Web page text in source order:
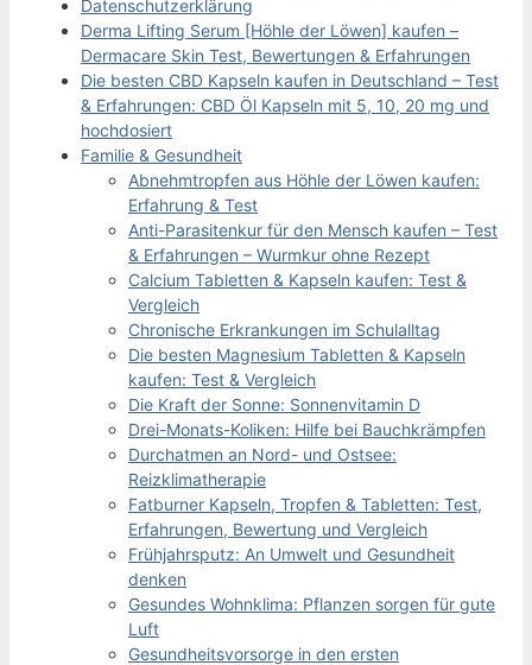
Datenschutzerklärung
Derma Lifting Serum [Höhle der Löwen] kaufen –
Dermacare Skin Test, Bewertungen & Erfahrungen
Die besten CBD Kapseln kaufen in Deutschland – Test
& Erfahrungen: CBD Öl Kapseln mit 5, 10, 20 mg und
hochdosiert
Familie & Gesundheit
Abnehmtropfen aus Höhle der Löwen kaufen:
Erfahrung & Test
Anti-Parasitenkur für den Mensch kaufen – Test
& Erfahrungen – Wurmkur ohne Rezept
Calcium Tabletten & Kapseln kaufen: Test &
Vergleich
Chronische Erkrankungen im Schulalltag
Die besten Magnesium Tabletten & Kapseln
kaufen: Test & Vergleich
Die Kraft der Sonne: Sonnenvitamin D
Drei-Monats-Koliken: Hilfe bei Bauchkrämpfen
Durchatmen an Nord- und Ostsee:
Reizklimatherapie
Fatburner Kapseln, Tropfen & Tabletten: Test,
Erfahrungen, Bewertung und Vergleich
Frühjahrsputz: An Umwelt und Gesundheit
denken
Gesundes Wohnklima: Pflanzen sorgen für gute
Luft
Gesundheitsvorsorge in den ersten